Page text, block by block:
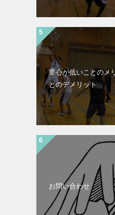
重心が低いことのメ
とのデメリット
お問い合わせ